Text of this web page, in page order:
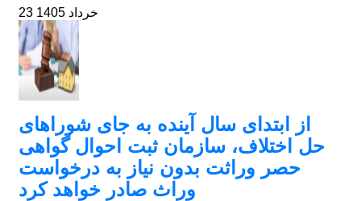
23 خرداد 1405
از ابتدای سال آینده به جای شوراهای
حل اختلاف، سازمان ثبت احوال گواهی
حصر وراثت بدون نیاز به درخواست
وراث صادر خواهد کرد